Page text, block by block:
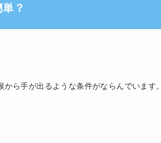
？
ら手が出るような条件がならんでいます。